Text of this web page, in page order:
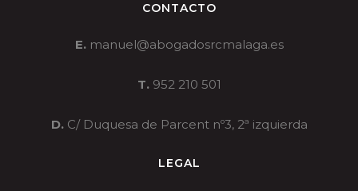
CONTACTO
E. manuel@abogadosrcmalaga.es
T. 952 210 501
D. C/ Duquesa de Parcent nº3, 2ª izquierda
LEGAL